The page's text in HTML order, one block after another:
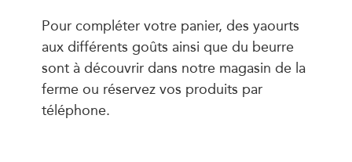
Pour compléter votre panier, des yaourts
aux différents goûts ainsi que du beurre
sont à découvrir dans notre magasin de la
ferme ou réservez vos produits par
téléphone.